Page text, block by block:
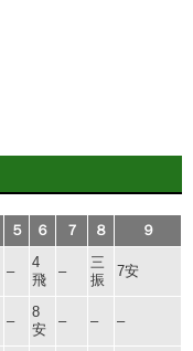
５ ６ ７ ８ ９
–
4
飛
–
三
振
7安
–
8
安
– – –